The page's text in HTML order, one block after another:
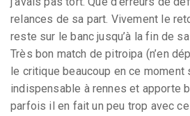
relances de sa part. Vivement le
reste sur le banc jusqu’à la fin de
Très bon match de pitroipa (n’en
le critique beaucoup en ce
indispensable à rennes et apporte
parfois il en fait un peu trop avec